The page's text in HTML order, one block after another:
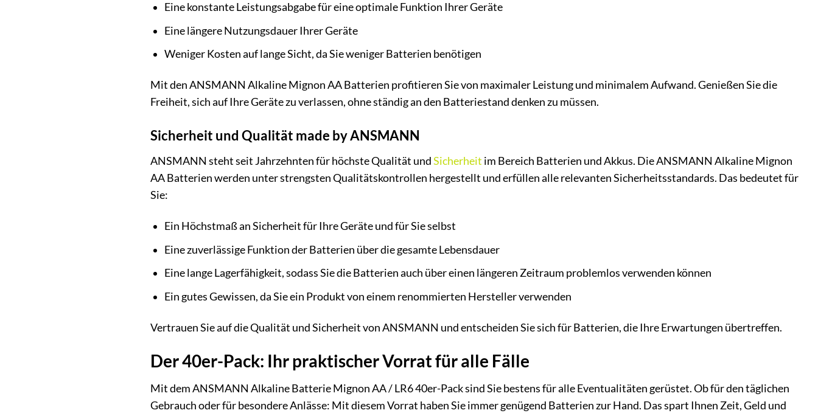
Eine konstante Leistungsabgabe für eine optimale Funktion Ihrer Geräte
Eine längere Nutzungsdauer Ihrer Geräte
Weniger Kosten auf lange Sicht, da Sie weniger Batterien benötigen
Mit den ANSMANN Alkaline Mignon AA Batterien profitieren Sie von maximaler Leistung und minimalem Aufwand. Genießen Sie die
Freiheit, sich auf Ihre Geräte zu verlassen, ohne ständig an den Batteriestand denken zu müssen.
Sicherheit und Qualität made by ANSMANN
ANSMANN steht seit Jahrzehnten für höchste Qualität undSicherheit im Bereich Batterien und Akkus. Die ANSMANN Alkaline Mignon
AA Batterien werden unter strengsten Qualitätskontrollen hergestellt und erfüllen alle relevanten Sicherheitsstandards. Das bedeutet für
Sie:
Ein Höchstmaß an Sicherheit für Ihre Geräte und für Sie selbst
Eine zuverlässige Funktion der Batterien über die gesamte Lebensdauer
Eine lange Lagerfähigkeit, sodass Sie die Batterien auch über einen längeren Zeitraum problemlos verwenden können
Ein gutes Gewissen, da Sie ein Produkt von einem renommierten Hersteller verwenden
Vertrauen Sie auf die Qualität und Sicherheit von ANSMANN und entscheiden Sie sich für Batterien, die Ihre Erwartungen übertreffen.
Der 40er-Pack: Ihr praktischer Vorrat für alle Fälle
Mit dem ANSMANN Alkaline Batterie Mignon AA / LR6 40er-Pack sind Sie bestens für alle Eventualitäten gerüstet. Ob für den täglichen
Gebrauch oder für besondere Anlässe: Mit diesem Vorrat haben Sie immer genügend Batterien zur Hand. Das spart Ihnen Zeit, Geld und